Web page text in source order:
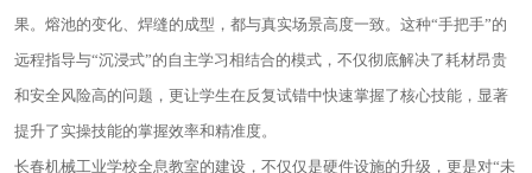
果。熔池的变化、焊缝的成型，都与真实场景高度一致。这种“手把手”的
远程指导与“沉浸式”的自主学习相结合的模式，不仅彻底解决了耗材昂贵
和安全风险高的问题，更让学生在反复试错中快速掌握了核心技能，显著
提升了实操技能的掌握效率和精准度。
长春机械工业学校全息教室的建设，不仅仅是硬件设施的升级，更是对“未